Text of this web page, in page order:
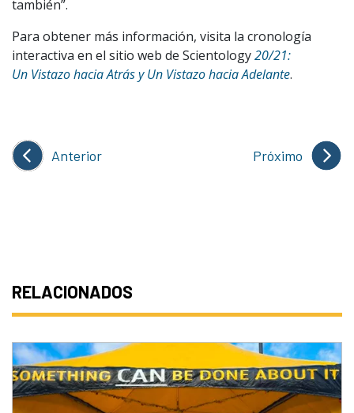
también”.
Para obtener más información, visita la cronología
interactiva en el sitio web de Scientology20/21:
Un Vistazo hacia Atrás y Un Vistazo hacia Adelante.
Anterior Próximo
RELACIONADOS